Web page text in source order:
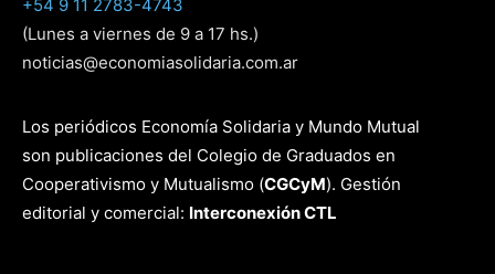
+54 9 11 2783-4743
(Lunes a viernes de 9 a 17 hs.)
noticias@economiasolidaria.com.ar
Los periódicos Economía Solidaria y Mundo Mutual
son publicaciones del Colegio de Graduados en
Cooperativismo y Mutualismo (CGCyM). Gestión
editorial y comercial: Interconexión CTL